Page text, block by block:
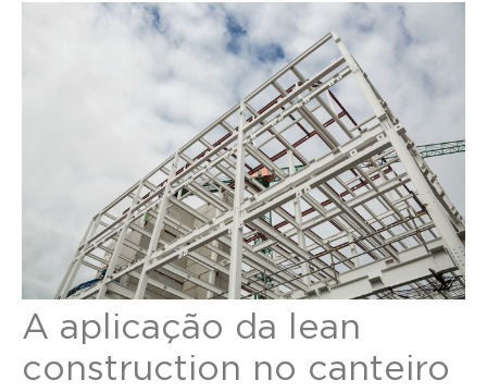
A aplicação da lean
construction no canteiro